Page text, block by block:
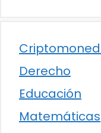
Derecho
Educación
Matemáticas